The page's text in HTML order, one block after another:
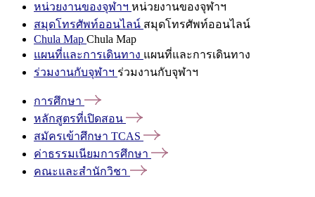
หน่วยงานของจุฬาฯ หน่วยงานของจุฬาฯ
สมุดโทรศัพท์ออนไลน์ สมุดโทรศัพท์ออนไลน์
Chula Map Chula Map
แผนที่และการเดินทาง แผนที่และการเดินทาง
ร่วมงานกับจุฬาฯ ร่วมงานกับจุฬาฯ
การศึกษา
หลักสูตรที่เปิดสอน
สมัครเข้าศึกษา TCAS
ค่าธรรมเนียมการศึกษา
คณะและสำนักวิชา